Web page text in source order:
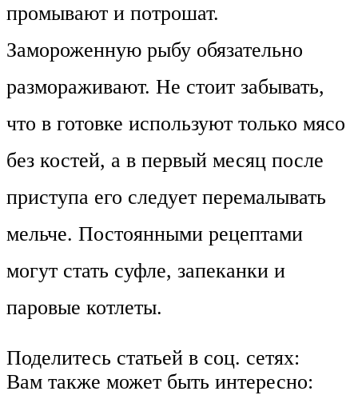
промывают и потрошат.
Замороженную рыбу обязательно
размораживают. Не стоит забывать,
что в готовке используют только мясо
без костей, а в первый месяц после
приступа его следует перемалывать
мельче. Постоянными рецептами
могут стать суфле, запеканки и
паровые котлеты.
Поделитесь статьей в соц. сетях:
Вам также может быть интересно: